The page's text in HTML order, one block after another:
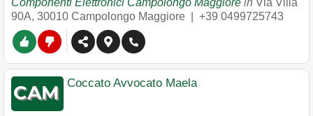
Componenti Elettronici Campolongo Maggiore in Via Villa
90A, 30010 Campolongo Maggiore +39 0499725743
Coccato Avvocato Maela